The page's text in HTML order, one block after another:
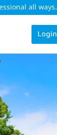
all ways.
Login